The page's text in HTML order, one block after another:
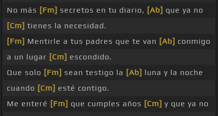
No más [Fm] secretos en tu diario, [Ab] que ya no
[Cm] tienes la necesidad.
[Fm] Mentirle a tus padres que te van [Ab] conmigo
a un lugar [Cm] escondido.
Que solo [Fm] sean testigo la [Ab] luna y la noche
cuando [Cm] esté contigo.
Me enteré [Fm] que cumples años [Cm] y que ya no